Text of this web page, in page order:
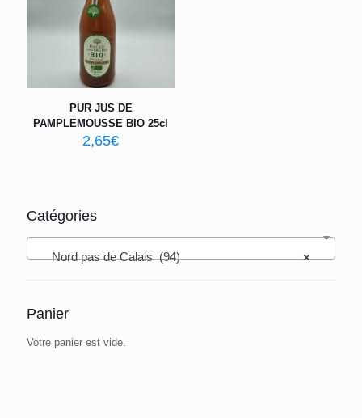
PUR JUS DE
PAMPLEMOUSSE BIO 25cl
2,65€
Catégories
×
Nord pas de Calais (94)
Panier
Votre panier est vide.